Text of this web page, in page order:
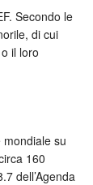
Secondo le
di cui
il loro
su
160
dell’Agenda